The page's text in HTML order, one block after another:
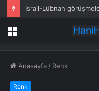
İsrail-Lübnan
Menü
Anasayfa / Renk
Renk